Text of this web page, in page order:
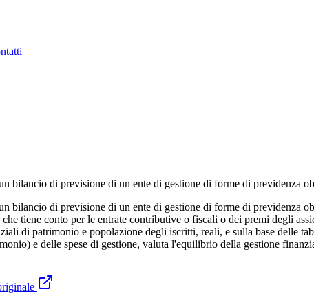
bilancio di previsione di un ente di gestione di forme di previdenza
bilancio di previsione di un ente di gestione di forme di previdenza
tiene conto per le entrate contributive o fiscali o dei premi degli
di patrimonio e popolazione degli iscritti, reali, e sulla base delle
e delle spese di gestione, valuta l'equilibrio della gestione